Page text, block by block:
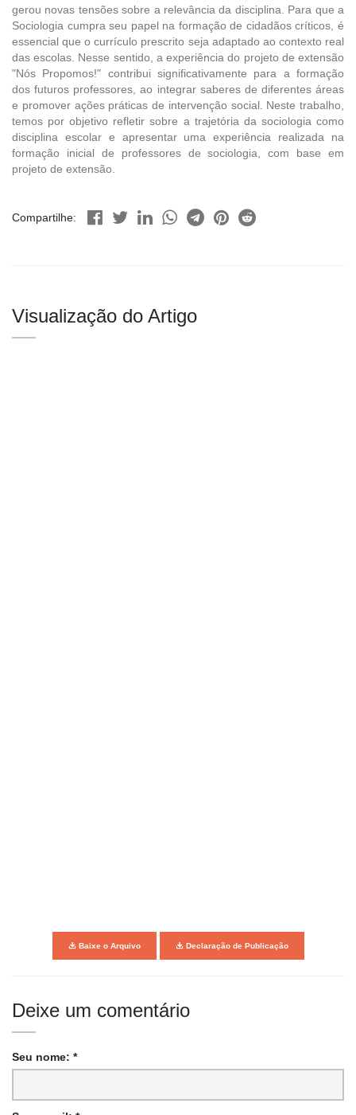
gerou novas tensões sobre a relevância da disciplina. Para que a
Sociologia cumpra seu papel na formação de cidadãos críticos, é
essencial que o currículo prescrito seja adaptado ao contexto real
das escolas. Nesse sentido, a experiência do projeto de extensão
"Nós Propomos!" contribui significativamente para a formação
dos futuros professores, ao integrar saberes de diferentes áreas
e promover ações práticas de intervenção social. Neste trabalho,
temos por objetivo refletir sobre a trajetória da sociologia como
disciplina escolar e apresentar uma experiência realizada na
formação inicial de professores de sociologia, com base em
projeto de extensão.
Compartilhe:
Visualização do Artigo
Baixe o Arquivo Declaração de Publicação
Deixe um comentário
Seu nome: *